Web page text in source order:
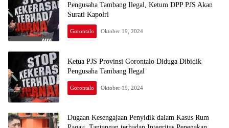
Pengusaha Tambang Ilegal, Ketum DPP PJS Akan
Surati Kapolri
Gorontalo Oktober 19, 2024
Ketua PJS Provinsi Gorontalo Diduga Dibidik
Pengusaha Tambang Ilegal
Gorontalo Oktober 19, 2024
Dugaan Kesengajaan Penyidik dalam Kasus Rum